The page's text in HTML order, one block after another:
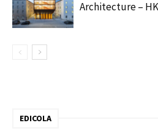
Architecture –
EDICOLA